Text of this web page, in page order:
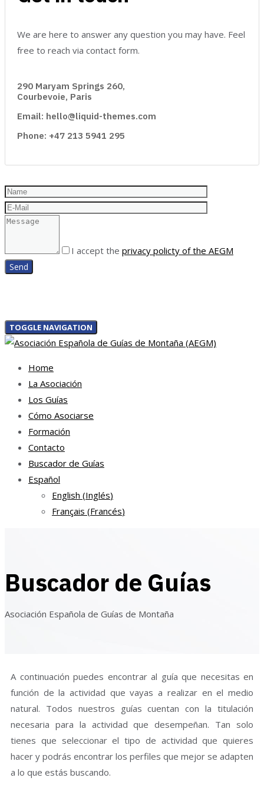
We are here to answer any question you may have. Feel
free to reach via contact form.
290 Maryam Springs 260,
Courbevoie, Paris
Email: hello@liquid-themes.com
Phone: +47 213 5941 295
I accept the privacy policty of the AEGM
TOGGLE NAVIGATION
Home
La Asociación
Los Guías
Cómo Asociarse
Formación
Contacto
Buscador de Guías
Español
English (Inglés)
Français (Francés)
Buscador de Guías
Asociación Española de Guías de Montaña
A continuación puedes encontrar al guía que necesitas en
función de la actividad que vayas a realizar en el medio
natural. Todos nuestros guías cuentan con la titulación
necesaria para la actividad que desempeñan. Tan solo
tienes que seleccionar el tipo de actividad que quieres
hacer y podrás encontrar los perfiles que mejor se adapten
a lo que estás buscando.